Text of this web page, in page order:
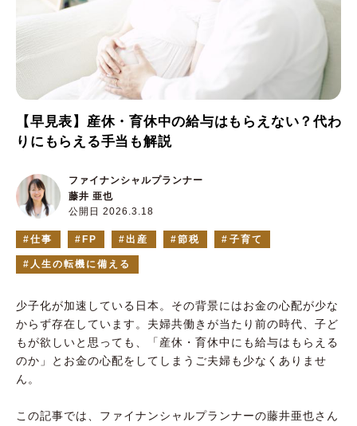
【早見表】産休・育休中の給与はもらえない？代わ
りにもらえる手当も解説
公開日 2026.3.18
ファイナンシャルプランナー
藤井 亜也
仕事 FP 出産 節税 子育て
人生の転機に備える
少子化が加速している日本。その背景にはお金の心配が少な
からず存在しています。夫婦共働きが当たり前の時代、子ど
もが欲しいと思っても、「産休・育休中にも給与はもらえる
のか」とお金の心配をしてしまうご夫婦も少なくありませ
ん。
この記事では、ファイナンシャルプランナーの藤井亜也さん